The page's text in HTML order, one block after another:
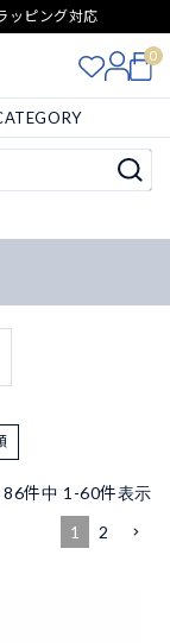
ッピング対応
0
86件中 1 -60件表示
1
2